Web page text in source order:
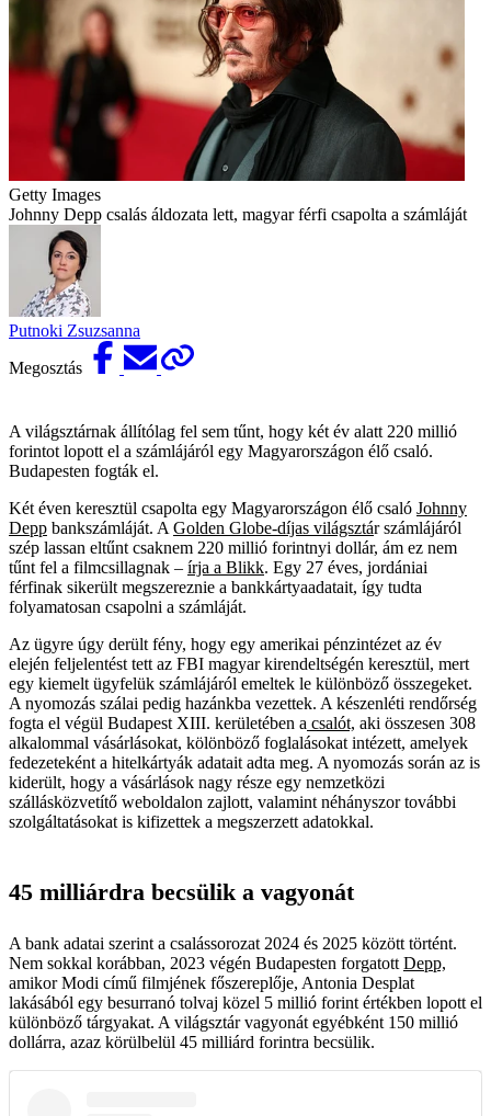
Getty Images
Johnny Depp csalás áldozata lett, magyar férfi csapolta a számláját
Putnoki Zsuzsanna
Megosztás
A világsztárnak állítólag fel sem tűnt, hogy két év alatt 220 millió
forintot lopott el a számlájáról egy Magyarországon élő csaló.
Budapesten fogták el.
Két éven keresztül csapolta egy Magyarországon élő csaló Johnny
Depp bankszámláját. A Golden Globe-díjas világsztár számlájáról
szép lassan eltűnt csaknem 220 millió forintnyi dollár, ám ez nem
tűnt fel a filmcsillagnak – írja a Blikk. Egy 27 éves, jordániai
férfinak sikerült megszereznie a bankkártyaadatait, így tudta
folyamatosan csapolni a számláját.
Az ügyre úgy derült fény, hogy egy amerikai pénzintézet az év
elején feljelentést tett az FBI magyar kirendeltségén keresztül, mert
egy kiemelt ügyfelük számlájáról emeltek le különböző összegeket.
A nyomozás szálai pedig hazánkba vezettek. A készenléti rendőrség
fogta el végül Budapest XIII. kerületében a csalót, aki összesen 308
alkalommal vásárlásokat, kölönböző foglalásokat intézett, amelyek
fedezeteként a hitelkártyák adatait adta meg. A nyomozás során az is
kiderült, hogy a vásárlások nagy része egy nemzetközi
szállásközvetítő weboldalon zajlott, valamint néhányszor további
szolgáltatásokat is kifizettek a megszerzett adatokkal.
45 milliárdra becsülik a vagyonát
A bank adatai szerint a csalássorozat 2024 és 2025 között történt.
Nem sokkal korábban, 2023 végén Budapesten forgatott Depp,
amikor Modi című filmjének főszereplője, Antonia Desplat
lakásából egy besurranó tolvaj közel 5 millió forint értékben lopott el
különböző tárgyakat. A világsztár vagyonát egyébként 150 millió
dollárra, azaz körülbelül 45 milliárd forintra becsülik.